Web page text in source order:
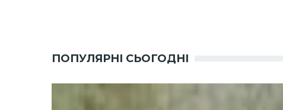
ПОПУЛЯРНІ СЬОГОДНІ